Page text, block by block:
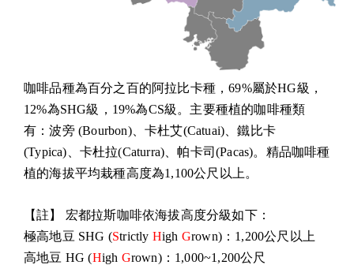
咖啡品種為百分之百的阿拉比卡種，69%屬於HG級，
12%為SHG級，19%為CS級。主要種植的咖啡種類
有：波旁 (Bourbon)、卡杜艾(Catuai)、鐵比卡
(Typica)、卡杜拉(Caturra)、帕卡司(Pacas)。精品咖啡種
植的海拔平均栽種高度為1,100公尺以上。
【註】 宏都拉斯咖啡依海拔高度分級如下：
極高地豆 SHG (Strictly High Grown)：1,200公尺以上
高地豆 HG (High Grown)：1,000~1,200公尺